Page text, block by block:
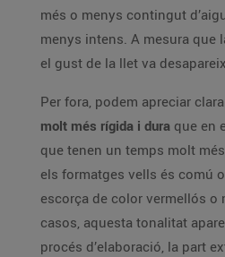
més o menys contingut
menys intens. A mesura que
el gust de la llet va
Per fora, podem apreciar
molt més rígida i dura que en
que tenen un temps molt
els formatges vells és comú
escorça de color vermellós o
casos, aquesta tonalitat
procés d’elaboració, la part